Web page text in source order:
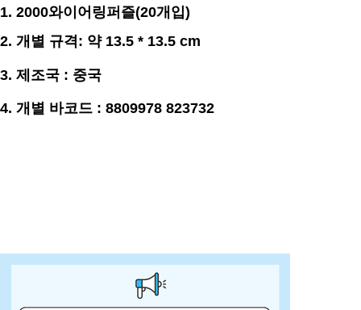
1. 2000와이어링퍼즐(20개입)
2. 개별 규격: 약 13.5 * 13.5 cm
3. 제조국 : 중국
4. 개별 바코드 : 8809978 823732